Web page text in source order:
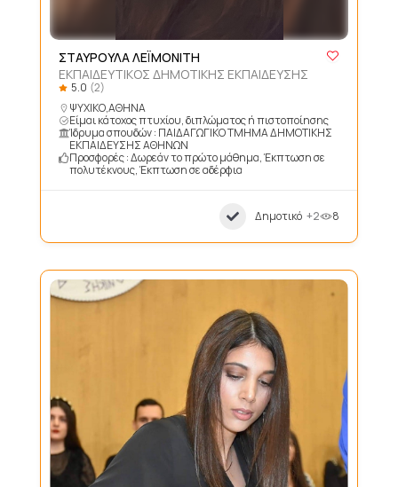
ΣΤΑΥΡΟΥΛΑ ΛΕΪΜΟΝΙΤΗ
ΕΚΠΑΙΔΕΥΤΙΚΟΣ ΔΗΜΟΤΙΚΗΣ ΕΚΠΑΙΔΕΥΣΗΣ
5.0 (2)
ΨΥΧΙΚΟ,ΑΘΗΝΑ
Είμαι κάτοχος πτυχίου, διπλώματος ή πιστοποίησης
Ίδρυμα σπουδών : ΠΑΙΔΑΓΩΓΙΚΟ ΤΜΗΜΑ ΔΗΜΟΤΙΚΗΣ
ΕΚΠΑΙΔΕΥΣΗΣ ΑΘΗΝΩΝ
Προσφορές : Δωρεάν το πρώτο μάθημα, Έκπτωση σε
πολυτέκνους, Έκπτωση σε αδέρφια
Δημοτικό +2 8